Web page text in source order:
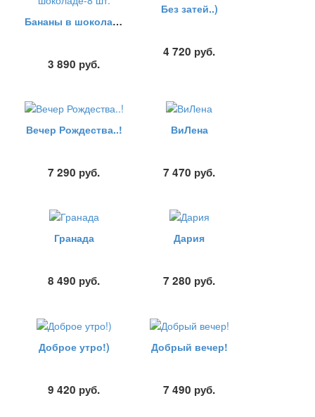
Бананы в шоколаде-8 шт.
3 890 руб.
Без затей..)
4 720 руб.
Вечер Рождества..!
7 290 руб.
ВиЛена
7 470 руб.
Гранада
8 490 руб.
Дария
7 280 руб.
Доброе утро!)
9 420 руб.
Добрый вечер!
7 490 руб.